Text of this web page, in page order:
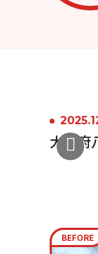
大阪
BEFORE